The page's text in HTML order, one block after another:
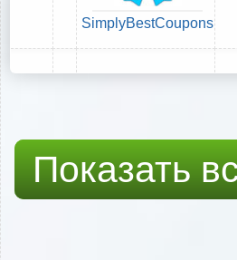
SimplyBestCoupons
Показать